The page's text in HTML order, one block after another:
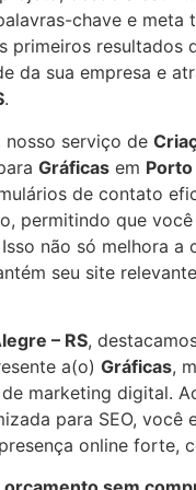
chave e meta
primeiros resultados
da sua empresa e
.
nosso serviço de
Gráficas em Porto
de contato
permitindo que
não só melhora a
seu site
– RS,
a(o) Gráficas,
marketing digital.
para SEO, você
online forte,